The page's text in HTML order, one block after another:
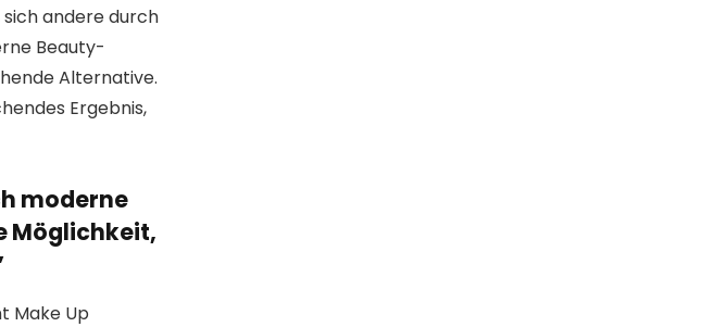
andere durch
Beauty-
Alternative.
Ergebnis,
moderne
Möglichkeit,
Make Up